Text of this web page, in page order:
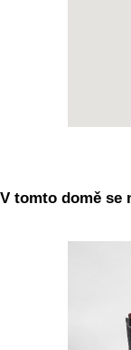
V tomto domě se